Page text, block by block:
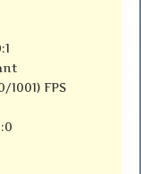
1001) FPS